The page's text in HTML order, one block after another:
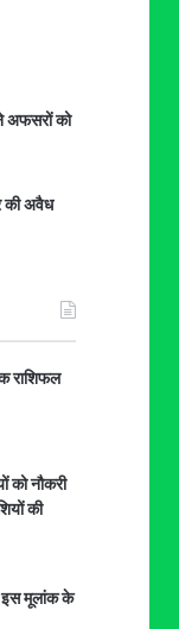
अफसरों को
की अवैध
राशिफल
को नौकरी
की
मूलांक के